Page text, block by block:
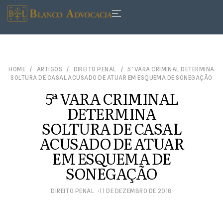
HOME ARTIGOS DIREITO PENAL
5ª VARA CRIMINAL DETERMINA
SOLTURA DE CASAL ACUSADO DE ATUAR EM ESQUEMA DE SONEGAÇÃO
5ª VARA CRIMINAL
DETERMINA
SOLTURA DE CASAL
ACUSADO DE ATUAR
EM ESQUEMA DE
SONEGAÇÃO
DIREITO PENAL 11 DE DEZEMBRO DE 2018